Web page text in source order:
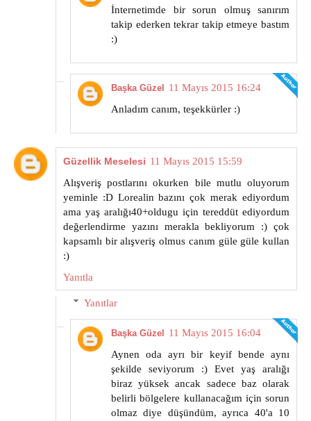
İnternetimde bir sorun olmuş sanırım
takip ederken tekrar takip etmeye bastım
:)
Başka Güzel
11 Mayıs 2015 16:24
Anladım canım, teşekkürler :)
Güzellik Meselesi 11 Mayıs 2015 15:59
Alışveriş postlarını okurken bile mutlu oluyorum
yeminle :D Lorealin bazını çok merak ediyordum
ama yaş aralığı40+oldugu için tereddüt ediyordum
değerlendirme yazını merakla bekliyorum :) çok
kapsamlı bir alışveriş olmus canım güle güle kullan
:)
Yanıtla
Yanıtlar
Başka Güzel
11 Mayıs 2015 16:04
Aynen oda ayrı bir keyif bende aynı
şekilde seviyorum :) Evet yaş aralığı
biraz yüksek ancak sadece baz olarak
belirli bölgelere kullanacağım için sorun
olmaz diye düşündüm, ayrıca 40'a 10